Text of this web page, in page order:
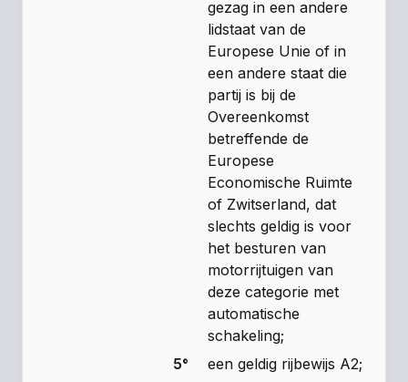
gezag in een andere
lidstaat van de
Europese Unie of in
een andere staat die
partij is bij de
Overeenkomst
betreffende de
Europese
Economische Ruimte
of Zwitserland, dat
slechts geldig is voor
het besturen van
motorrijtuigen van
deze categorie met
automatische
schakeling;
5°
een geldig rijbewijs A2;